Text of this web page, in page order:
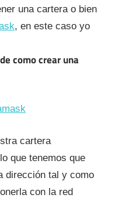
una cartera o bien
, en este caso yo
como crear una
cartera
que tenemos que
dirección tal y como
con la red